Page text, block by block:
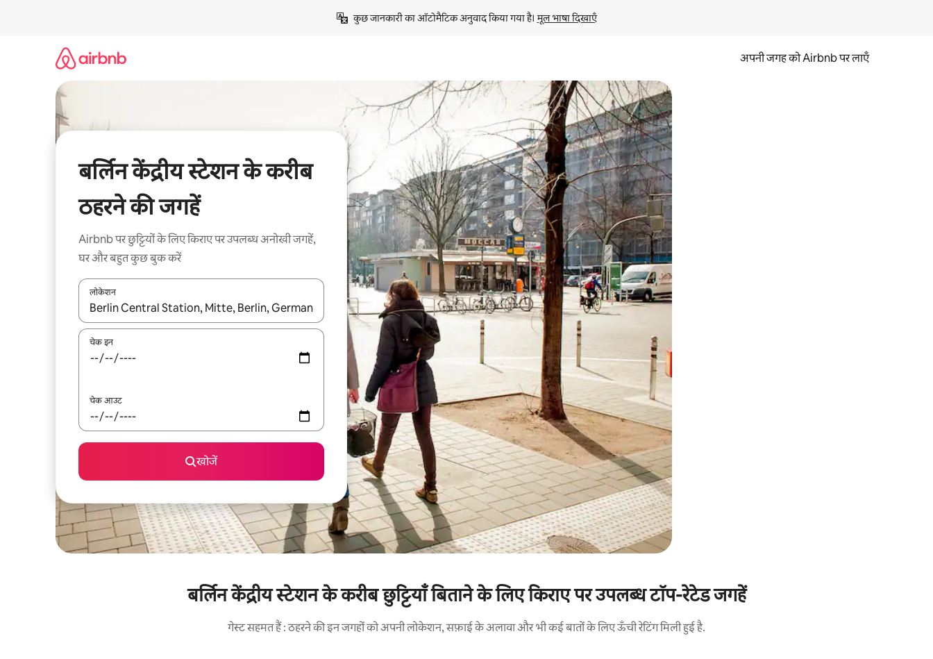
कुछ जानकारी का ऑटोमैटिक अनुवाद किया गया है। मूल भाषा दिखाएँ
अपनी जगह को Airbnb पर लाएँ
बर्लिन केंद्रीय स्टेशन के करीब
ठहरने की जगहें
Airbnb पर छुट्टियों के लिए किराए पर उपलब्ध अनोखी जगहें,
घर और बहुत कुछ बुक करें
लोकेशन
नतीजों के उपलब्ध होने पर, अप और डाउन 'ऐरो की' का इस्तेमाल करके नेविगेट करें या टच या फिर स्वाइप जेस्चर का इस्तेमाल करके एक्सप्लोर करें।
चेक इन
चेक आउट
खोजें
बर्लिन केंद्रीय स्टेशन के करीब छुट्टियाँ बिताने के लिए किराए पर उपलब्ध टॉप-रेटेड जगहें
गेस्ट सहमत हैं : ठहरने की इन जगहों को अपनी लोकेशन, सफ़ाई के अलावा और भी कई बातों के लिए ऊँची रेटिंग मिली हुई है.